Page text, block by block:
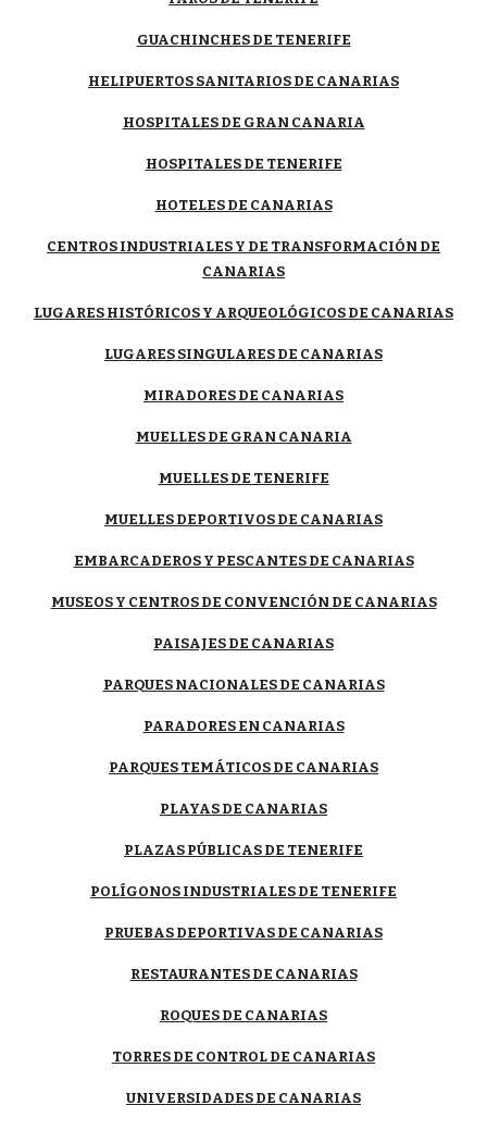
GUACHINCHESDE TENERIFE
HELIPUERTOS SANITARIOS DE CANARIAS
HOSPITALES DE GRAN CANARIA
HOSPITALES DE TENERIFE
HOTELES DE CANARIAS
CENTROS INDUSTRIALES Y DE TRANSFORMACIÓN DE
CANARIAS
LUGARES HISTÓRICOS Y ARQUEOLÓGICOS DE CANARIAS
LUGARES SINGULARES DE CANARIAS
MIRADORES DE CANARIAS
MUELLES DE GRAN CANARIA
MUELLES DE TENERIFE
MUELLES DEPORTIVOS DE CANARIAS
EMBARCADEROS Y PESCANTES DE CANARIAS
MUSEOS Y CENTROS DE CONVENCIÓN DE CANARIAS
PAISAJES DE CANARIAS
PARQUES NACIONALES DE CANARIAS
PARADORES EN CANARIAS
PARQUES TEMÁTICOS DE CANARIAS
PLAYAS DE CANARIAS
PLAZAS PÚBLICAS DE TENERIFE
POLÍGONOS INDUSTRIALES DE TENERIFE
PRUEBAS DEPORTIVAS DE CANARIAS
RESTAURANTES DE CANARIAS
ROQUES DE CANARIAS
TORRES DE CONTROL DE CANARIAS
UNIVERSIDADES DE CANARIAS